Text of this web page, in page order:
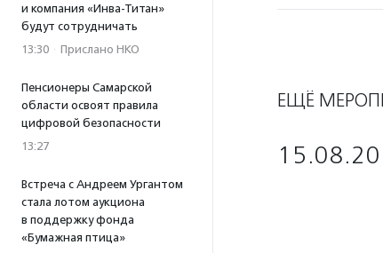
и компания «Инва-Титан»
будут сотрудничать
13:30 · Прислано НКО
Пенсионеры Самарской
области освоят правила
цифровой безопасности
13:27
Встреча с Андреем Ургантом
стала лотом аукциона
в поддержку фонда
«Бумажная птица»
ЕЩЁ